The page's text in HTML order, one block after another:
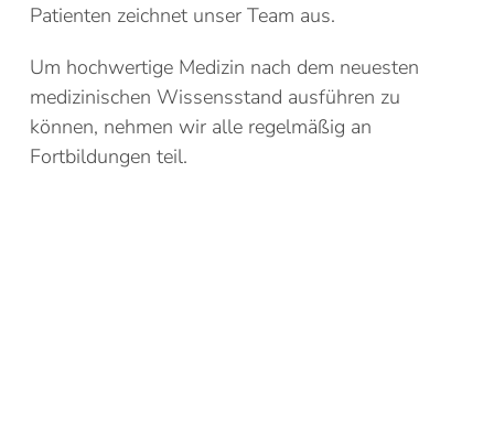
Patienten zeichnet unser Team aus.
Um hochwertige Medizin nach dem neuesten
medizinischen Wissensstand ausführen zu
können, nehmen wir alle regelmäßig an
Fortbildungen teil.